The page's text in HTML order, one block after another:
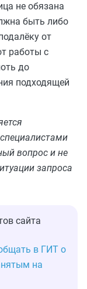
не обязана
быть либо
от
работы с
до
подходящей
вопрос и не
запроса
сайта
в ГИТ о
на